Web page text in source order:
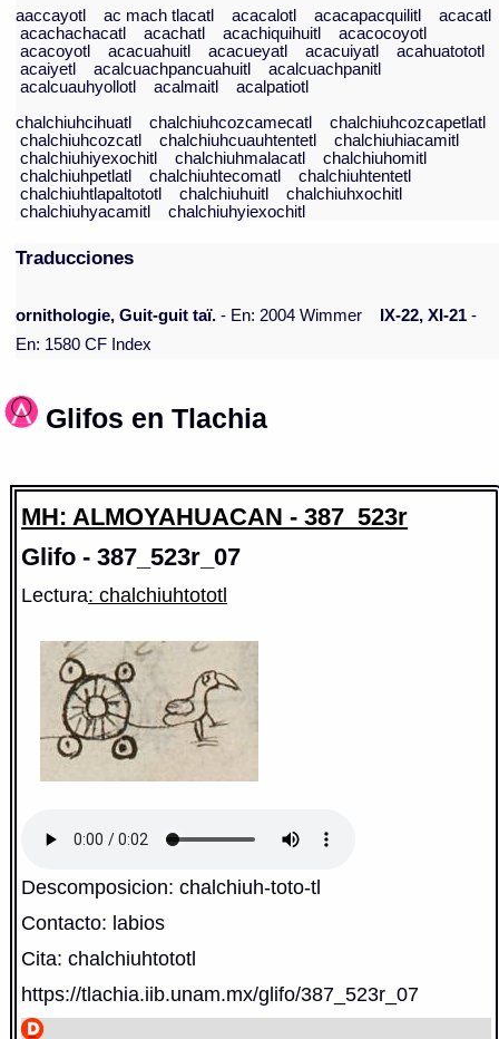
aaccayotl
ac mach tlacatl acacalotl acacapacquilitl
acacatl
acachachacatl
acachatl acachiquihuitl
acacocoyotl
acacoyotl
acacuahuitl acacueyatl acacuiyatl
acahuatototl
acaiyetl
acalcuachpancuahuitl
acalcuachpanitl
acalcuauhyollotl
acalmaitl
acalpatiotl
chalchiuhcihuatl
chalchiuhcozcamecatl
chalchiuhcozcapetlatl
chalchiuhcozcatl
chalchiuhcuauhtentetl
chalchiuhiacamitl
chalchiuhiyexochitl
chalchiuhmalacatl
chalchiuhomitl
chalchiuhpetlatl
chalchiuhtecomatl
chalchiuhtentetl
chalchiuhtlapaltototl
chalchiuhuitl
chalchiuhxochitl
chalchiuhyacamitl
chalchiuhyiexochitl
Traducciones
ornithologie, Guit-guit taï. - En: 2004 Wimmer IX-22, XI-21 -
En: 1580 CF Index
Glifos en Tlachia
MH: ALMOYAHUACAN - 387_523r
Glifo - 387_523r_07
Lectura: chalchiuhtototl
Descomposicion: chalchiuh-toto-tl
Contacto: labios
Cita: chalchiuhtototl
https://tlachia.iib.unam.mx/glifo/387_523r_07